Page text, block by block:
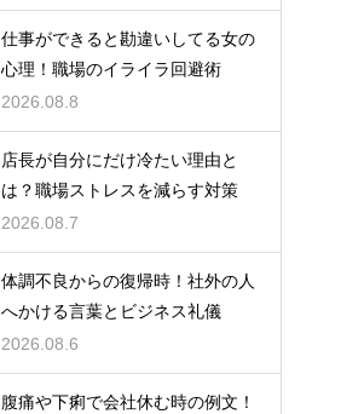
仕事ができると勘違いしてる女の
心理！職場のイライラ回避術
2026.08.8
店長が自分にだけ冷たい理由と
は？職場ストレスを減らす対策
2026.08.7
体調不良からの復帰時！社外の人
へかける言葉とビジネス礼儀
2026.08.6
腹痛や下痢で会社休む時の例文！